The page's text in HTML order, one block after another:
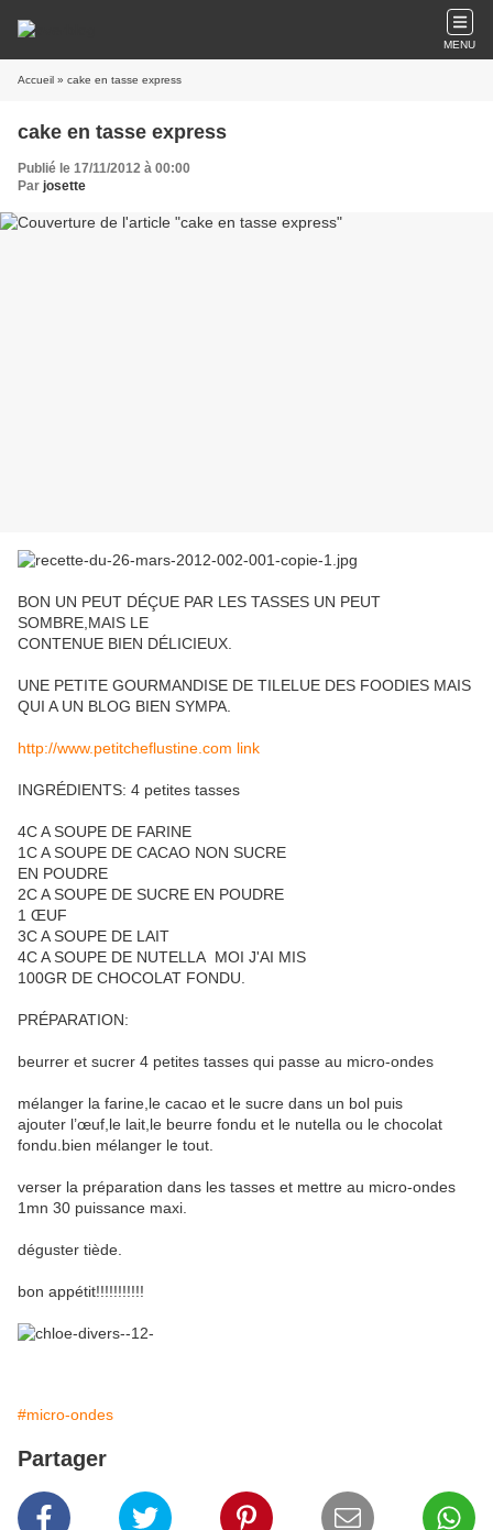
MENU
Accueil » cake en tasse express
cake en tasse express
Publié le 17/11/2012 à 00:00
Par josette
BON UN PEUT DÉÇUE PAR LES TASSES UN PEUT
SOMBRE,MAIS LE
CONTENUE BIEN DÉLICIEUX.
UNE PETITE GOURMANDISE DE TILELUE DES FOODIES MAIS
QUI A UN BLOG BIEN SYMPA.
http://www.petitcheflustine.com link
INGRÉDIENTS: 4 petites tasses
4C A SOUPE DE FARINE
1C A SOUPE DE CACAO NON SUCRE
EN POUDRE
2C A SOUPE DE SUCRE EN POUDRE
1 ŒUF
3C A SOUPE DE LAIT
4C A SOUPE DE NUTELLA MOI J'AI MIS
100GR DE CHOCOLAT FONDU.
PRÉPARATION:
beurrer et sucrer 4 petites tasses qui passe au micro-ondes
mélanger la farine,le cacao et le sucre dans un bol puis
ajouter l’œuf,le lait,le beurre fondu et le nutella ou le chocolat
fondu.bien mélanger le tout.
verser la préparation dans les tasses et mettre au micro-ondes
1mn 30 puissance maxi.
déguster tiède.
bon appétit!!!!!!!!!!!
#micro-ondes
Partager